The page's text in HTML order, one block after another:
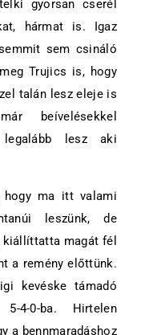
gyorsan cserél
hármat is. Igaz
sem csináló
Trujics is, hogy
talán lesz eleje is
beívelésekkel
legalább lesz aki
ma itt valami
leszünk, de
magát fél
a remény előttünk.
kevéske támadó
4-0-ba. Hirtelen
a bennmaradáshoz